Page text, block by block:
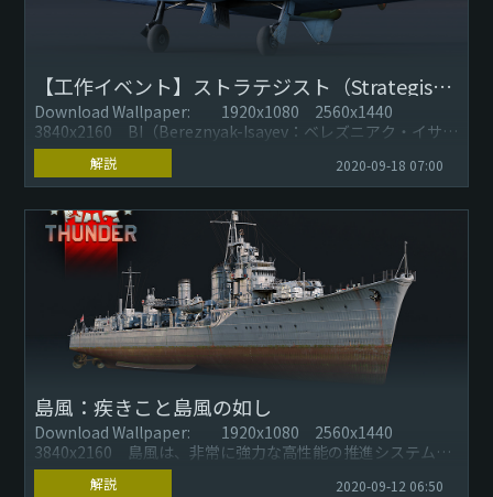
【工作イベント】ストラテジスト（Strategist）：ベレズニアク・イサエフ
Download Wallpaper: 1920x1080 2560x1440
3840x2160 BI（Bereznyak-Isayev：ベレズニアク・イサエ
フ）は、短距離防衛...
解説 2020-09-18 07:00
島風：疾きこと島風の如し
Download Wallpaper: 1920x1080 2560x1440
3840x2160 島風は、非常に強力な高性能の推進システム
と、第二次世界大戦期の駆逐艦では最も重...
解説 2020-09-12 06:50